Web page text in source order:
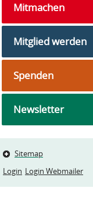
Mitmachen
Mitglied werden
Spenden
Newsletter
Sitemap
Login Login Webmailer